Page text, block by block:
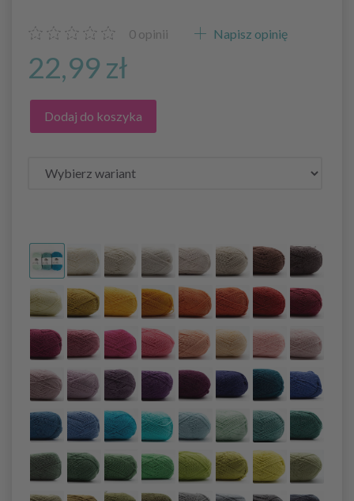
0 opinii Napisz opinię
22,99 zł
Dodaj do koszyka